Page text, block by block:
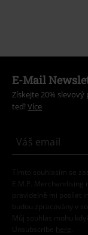
E-Mail
Získejte 20%
teď! Více
Tímto souhlasím se
E.M.P.
pravidelně mi posílat
budou zpracovány v
Můj souhlas mohu
Unsubscribe here